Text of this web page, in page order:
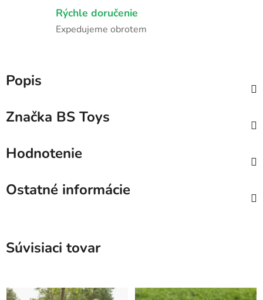
Rýchle doručenie
Expedujeme obrotem
Popis
Značka BS Toys
Hodnotenie
Ostatné informácie
Súvisiaci tovar